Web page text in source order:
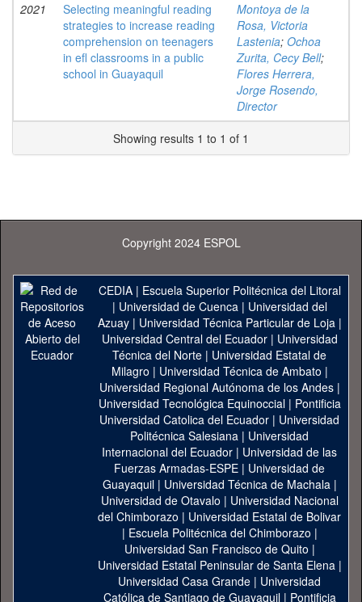
2021
Selecting meaningful reading
strategies to increase reading
comprehension on teenagers
in efl classrooms in a public
school in Guayaquil
Montoya de la
Rosa, Victoria
Lastenia; Ochoa
Zurita, Cecy Bell;
Flores Herrera,
Jorge Rosendo,
Director
Showing results 1 to 1 of 1
Copyright 2024 ESPOL
CEDIA| Escuela Superior Politécnica del Litoral
| Universidad de Cuenca| Universidad del
Azuay| Universidad Técnica Particular de Loja|
Universidad Central del Ecuador| Universidad
Técnica del Norte | Universidad Estatal de
Milagro | Universidad Técnica de Ambato |
Universidad Regional Autónoma de los Andes|
Universidad Tecnológica Equinoccial| Pontificia
Universidad Catolica del Ecuador | Universidad
Politécnica Salesiana | Universidad
Internacional del Ecuador | Universidad de las
Fuerzas Armadas-ESPE | Universidad de
Guayaquil| Universidad Técnica de Machala|
Universidad de Otavalo | Universidad Nacional
del Chimborazo | Universidad Estatal de Bolivar
| Escuela Politécnica del Chimborazo |
Universidad San Francisco de Quito |
Universidad Estatal Peninsular de Santa Elena|
Universidad Casa Grande | Universidad
Católica de Santiago de Guayaquil| Pontificia